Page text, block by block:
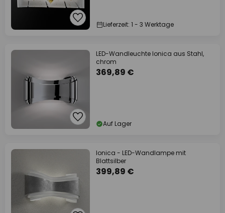
Lieferzeit: 1 - 3 Werktage
LED-Wandleuchte Ionica aus Stahl,
chrom
369,89 €
Auf Lager
Ionica - LED-Wandlampe mit
Blattsilber
399,89 €